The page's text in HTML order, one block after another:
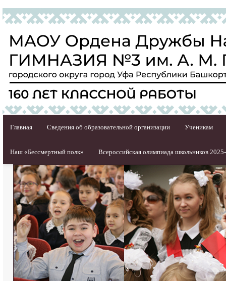
Главная Сведения об образовательной организации Ученикам
Наш «Бессмертный полк» Всероссийская олимпиада школьников